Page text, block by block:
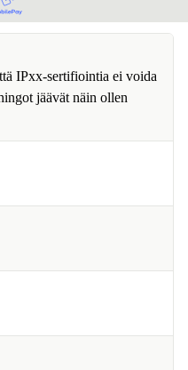
IPxx-sertifiointia ei voida
jäävät näin ollen